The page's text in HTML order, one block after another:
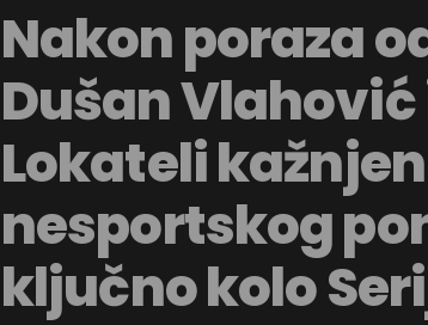
Nakon poraza
Dušan Vlahović
Lokateli
nesportskog
ključno kolo